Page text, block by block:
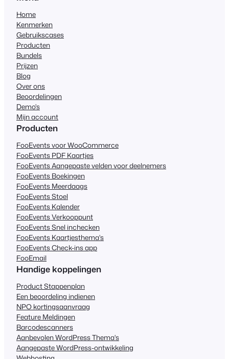
Home
Kenmerken
Gebruikscases
Producten
Bundels
Prijzen
Blog
Over ons
Beoordelingen
Demo's
Mijn account
Producten
FooEvents voor WooCommerce
FooEvents PDF Kaartjes
FooEvents Aangepaste velden voor deelnemers
FooEvents Boekingen
FooEvents Meerdaags
FooEvents Stoel
FooEvents Kalender
FooEvents Verkooppunt
FooEvents Snel inchecken
FooEvents Kaartjesthema's
FooEvents Check-ins app
FooEmail
Handige koppelingen
Product Stappenplan
Een beoordeling indienen
NPO kortingsaanvraag
Feature Meldingen
Barcodescanners
Aanbevolen WordPress Thema's
Aangepaste WordPress-ontwikkeling